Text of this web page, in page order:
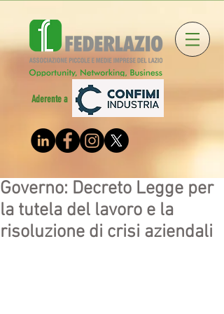
Aderente a
Governo: Decreto Legge per
la tutela del lavoro e la
risoluzione di crisi aziendali